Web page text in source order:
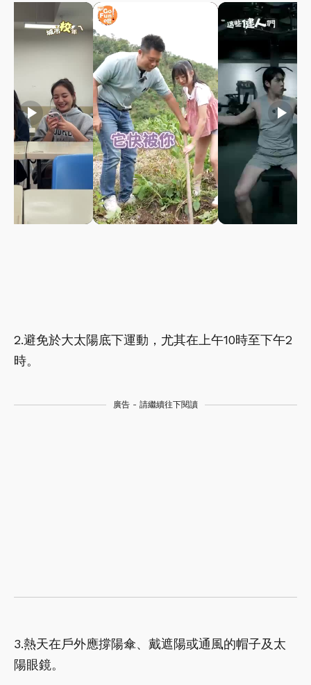
play_arrow play_arrow play_arrow
2.避免於大太陽底下運動，尤其在上午10時至下午2
時。
廣告 - 請繼續往下閱讀
3.熱天在戶外應撐陽傘、戴遮陽或通風的帽子及太
陽眼鏡。